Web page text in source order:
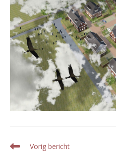
Lees
Vorig bericht